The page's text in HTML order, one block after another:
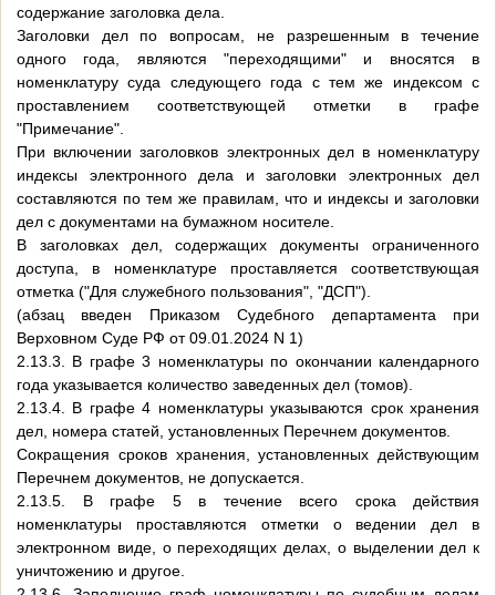
содержание заголовка дела.
Заголовки дел по вопросам, не разрешенным в течение
одного года, являются "переходящими" и вносятся в
номенклатуру суда следующего года с тем же индексом с
проставлением соответствующей отметки в графе
"Примечание".
При включении заголовков электронных дел в номенклатуру
индексы электронного дела и заголовки электронных дел
составляются по тем же правилам, что и индексы и заголовки
дел с документами на бумажном носителе.
В заголовках дел, содержащих документы ограниченного
доступа, в номенклатуре проставляется соответствующая
отметка ("Для служебного пользования", "ДСП").
(абзац введен Приказом Судебного департамента при
Верховном Суде РФ от 09.01.2024 N 1)
2.13.3. В графе 3 номенклатуры по окончании календарного
года указывается количество заведенных дел (томов).
2.13.4. В графе 4 номенклатуры указываются срок хранения
дел, номера статей, установленных Перечнем документов.
Сокращения сроков хранения, установленных действующим
Перечнем документов, не допускается.
2.13.5. В графе 5 в течение всего срока действия
номенклатуры проставляются отметки о ведении дел в
электронном виде, о переходящих делах, о выделении дел к
уничтожению и другое.